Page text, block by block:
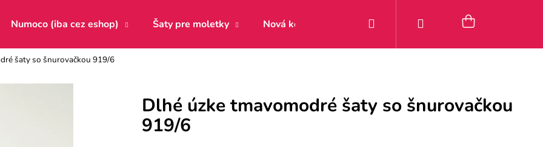
Numoco (iba cez eshop) Šaty pre moletky Nová kolekcia Zľavy Posledné kúsky 9–49 €
PrihlásenieNákupný
šaty so šnurovačkou 919/6
Dlhé úzke tmavomodré šaty so šnurovačkou
919/6
Čo potrebujete nájsť?
HĽADAŤ